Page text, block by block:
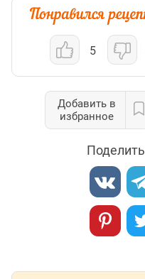
5
Добавить в
избранное